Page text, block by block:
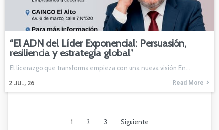
“El ADN del Líder Exponencial: Persuasión,
resiliencia y estrategia global”
2 JUL, 26
El liderazgo que transforma empieza con una nueva visión En…
Read More
1 2 3 Siguiente